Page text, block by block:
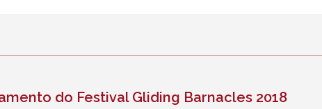
do Festival Gliding Barnacles 2018